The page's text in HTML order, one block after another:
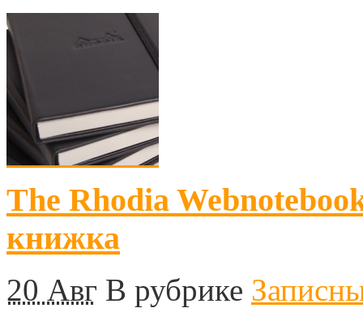
The Rhodia
книжка
20 Авг В рубрике